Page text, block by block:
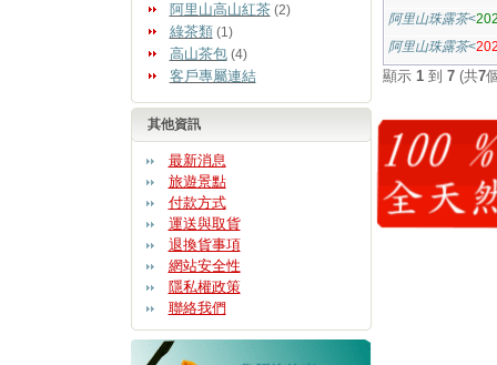
阿里山高山紅茶(2)
綠茶類 (1)
高山茶包(4)
客戶專屬連結
其他資訊
最新消息
旅遊景點
付款方式
運送與取貨
退換貨事項
網站安全性
隱私權政策
聯絡我們
阿里山珠露茶<
阿里山珠露茶<
顯示 1到 7(共7